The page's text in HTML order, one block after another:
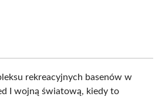
rekreacyjnych basenów w
I wojną światową, kiedy to